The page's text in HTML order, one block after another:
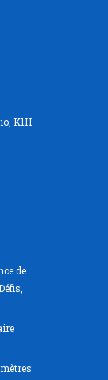
K1H
de